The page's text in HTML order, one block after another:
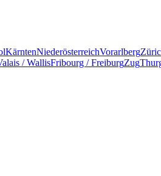
KärntenNiederösterreichVorarlberg
/ WallisFribourg / FreiburgZug